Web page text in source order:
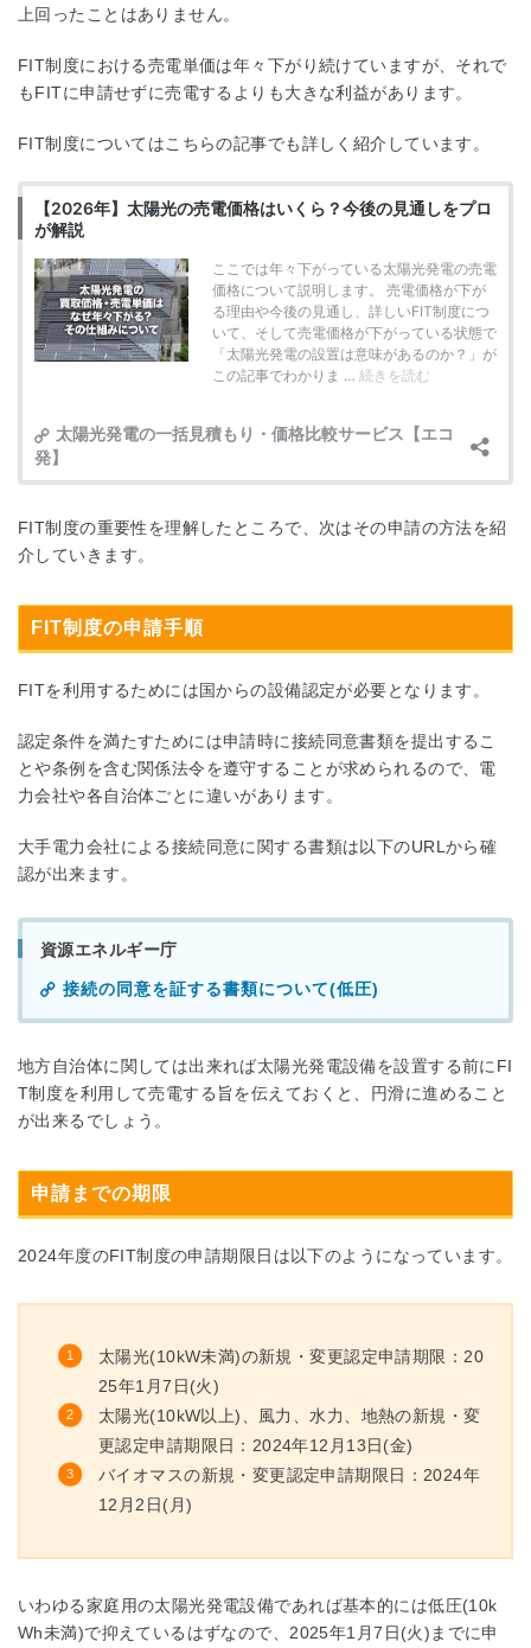
上回ったことはありません。
FIT制度における売電単価は年々下がり続けていますが、それで
もFITに申請せずに売電するよりも大きな利益があります。
FIT制度についてはこちらの記事でも詳しく紹介しています。
FIT制度の重要性を理解したところで、次はその申請の方法を紹
介していきます。
FIT制度の申請手順
FITを利用するためには国からの設備認定が必要となります。
認定条件を満たすためには申請時に接続同意書類を提出するこ
とや条例を含む関係法令を遵守することが求められるので、電
力会社や各自治体ごとに違いがあります。
大手電力会社による接続同意に関する書類は以下のURLから確
認が出来ます。
資源エネルギー庁
接続の同意を証する書類について(低圧)
地方自治体に関しては出来れば太陽光発電設備を設置する前にFI
T制度を利用して売電する旨を伝えておくと、円滑に進めること
が出来るでしょう。
申請までの期限
2024年度のFIT制度の申請期限日は以下のようになっています。
太陽光(10kW未満)の新規・変更認定申請期限：20
25年1月7日(火)
太陽光(10kW以上)、風力、水力、地熱の新規・変
更認定申請期限日：2024年12月13日(金)
バイオマスの新規・変更認定申請期限日：2024年
12月2日(月)
いわゆる家庭用の太陽光発電設備であれば基本的には低圧(10k
Wh未満)で抑えているはずなので、2025年1月7日(火)までに申